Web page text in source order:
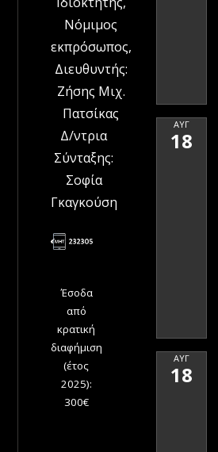
Νόμιμος
εκπρόσωπος,
Διευθυντής:
Ζήσης Μιχ.
Πατσίκας
Δ/ντρια
Σύνταξης:
Σοφία
Γκαγκούση
Έσοδα
από
κρατική
διαφήμιση
(έτος
2025):
300€
ΑΥΓ
18
ΑΥΓ
18